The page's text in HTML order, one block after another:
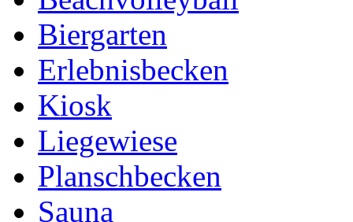
Biergarten
Erlebnisbecken
Kiosk
Liegewiese
Planschbecken
Sauna